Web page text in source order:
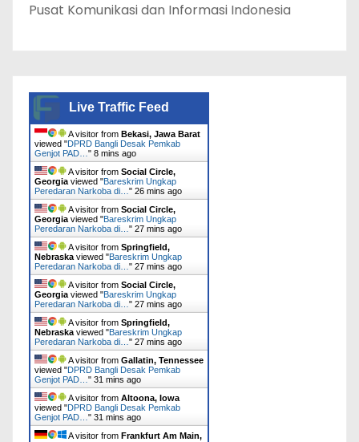
Pusat Komunikasi dan Informasi Indonesia
Live Traffic Feed
A visitor from Bekasi, Jawa Barat
viewed "DPRD Bangli Desak Pemkab
Genjot PAD… " 8 mins ago
A visitor from Social Circle,
Georgia viewed "Bareskrim Ungkap
Peredaran Narkoba di… " 26 mins ago
A visitor from Social Circle,
Georgia viewed "Bareskrim Ungkap
Peredaran Narkoba di… " 27 mins ago
A visitor from Springfield,
Nebraska viewed "Bareskrim Ungkap
Peredaran Narkoba di… " 27 mins ago
A visitor from Social Circle,
Georgia viewed "Bareskrim Ungkap
Peredaran Narkoba di… " 27 mins ago
A visitor from Springfield,
Nebraska viewed "Bareskrim Ungkap
Peredaran Narkoba di… " 27 mins ago
A visitor from Gallatin, Tennessee
viewed "DPRD Bangli Desak Pemkab
Genjot PAD… " 31 mins ago
A visitor from Altoona, Iowa
viewed "DPRD Bangli Desak Pemkab
Genjot PAD… " 31 mins ago
A visitor from Frankfurt Am Main,